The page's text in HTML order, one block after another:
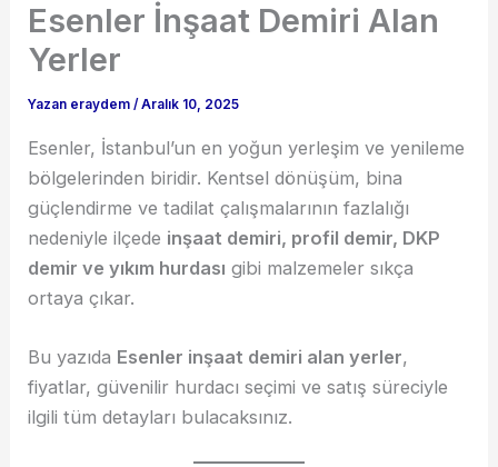
Esenler İnşaat Demiri Alan
Yerler
Yazan eraydem/Aralık 10, 2025
Esenler, İstanbul’un en yoğun yerleşim ve yenileme
bölgelerinden biridir. Kentsel dönüşüm, bina
güçlendirme ve tadilat çalışmalarının fazlalığı
nedeniyle ilçede inşaat demiri, profil demir, DKP
demir ve yıkım hurdası gibi malzemeler sıkça
ortaya çıkar.
Bu yazıda Esenler inşaat demiri alan yerler,
fiyatlar, güvenilir hurdacı seçimi ve satış süreciyle
ilgili tüm detayları bulacaksınız.